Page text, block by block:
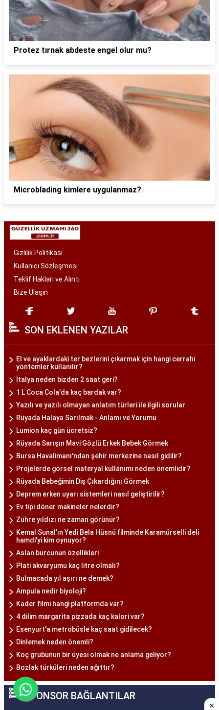
Protez tırnak abdeste engel olur mu?
Microblading kimlere uygulanmaz?
Gizlilik Politikası
Kullanıcı Sözleşmesi
Teklif Hakları ve Alıntı
Bize Ulaşın
SON EKLENEN YAZILAR
El ve ayaklardaki ter bezlerini çıkarmak için hangi cerrahi
yöntemler kullanılır?
İtalya neden bizden 2 saat geri?
1 L Coca Cola'da kaç bardak var?
Yazılı ve yazılı olmayan anlatım türleri ile ilgili sorular
Rüyada Halaya Sarılmak - Anlamı ve Yorumu
Lumion kaç gün ücretsiz?
Rüyada Sarışın Mavi Gözlü Erkek Bebek Görmek
Bursa Havalimanı'ndan şehir merkezine nasıl gidilir?
Projelerde görsel materyal kullanımı neden önemlidir?
Rüyada Bebeğimin Diş Çıkardığını Görmek
Deprem erken uyarı sistemleri nasıl geliştirilir?
Ev tipi döner makineler nelerdir?
Zühre yıldızı ne zaman görünür?
Kemal Sunal'ın Yedi Bela Hüsnü filminde Karamürselli deli
hamdi'yi kim oynuyor?
Aslan burcunun özellikleri
Plati akvaryumu kaç litre olmalı?
Bulmacada yıl aşırı ne demek?
Ampula nedir biyoloji?
Kader filmi hangi platformda var?
4 dilim margarita pizzada kaç kalori var?
Esenyurt'a metrobüsle kaç saat gidilecek?
Dinlemek neden önemli?
Koç grubunun bir üyesi olmak ne anlama geliyor?
Bozlak türküleri neden ağıttır?
SPONSOR BAĞLANTILAR